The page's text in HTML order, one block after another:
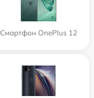
Смартфон OnePlus 12